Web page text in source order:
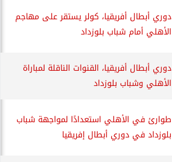
دوري أبطال أفريقيا، كولر يستقر على مهاجم
الأهلي أمام شباب بلوزداد
دوري أبطال أفريقيا، القنوات الناقلة لمباراة
الأهلي وشباب بلوزداد
طوارئ في الأهلي استعدادًا لمواجهة شباب
بلوزداد في دوري أبطال إفريقيا